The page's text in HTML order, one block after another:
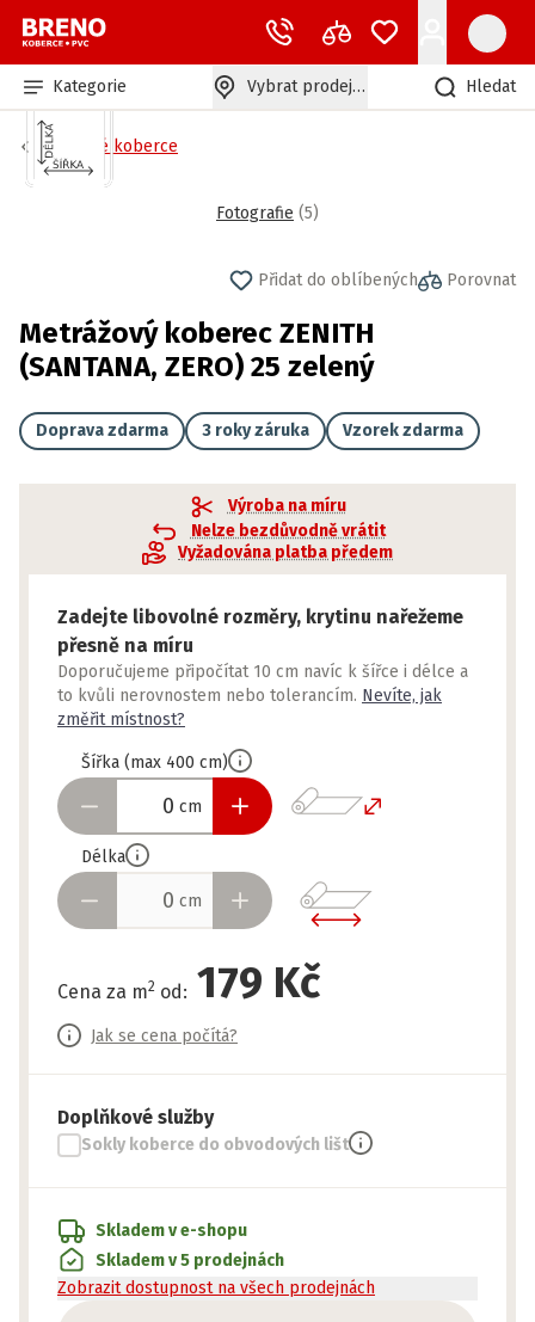
Kategorie Vybrat prodejnu Hledat
Zátěžové koberce
Fotografie (5)
Přidat do oblíbených Porovnat
Metrážový koberec ZENITH
(SANTANA, ZERO) 25 zelený
Doprava zdarma 3 roky záruka Vzorek zdarma
Výroba na míru
Nelze bezdůvodně vrátit
Vyžadována platba předem
Zadejte libovolné rozměry, krytinu nařežeme
přesně na míru
Doporučujeme připočítat 10 cm navíc k šířce i délce a
to kvůli nerovnostem nebo tolerancím. Nevíte, jak
změřit místnost?
Šířka (max 400 cm)
cm
Délka
cm
Cena za m2 od: 179 Kč
Jak se cena počítá?
Doplňkové služby
Sokly koberce do obvodových lišt
Skladem v e-shopu
Skladem v 5 prodejnách
Zobrazit dostupnost na všech prodejnách